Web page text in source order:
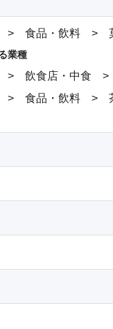
> 食品・飲料 >
業種
> 飲食店・中食 >
> 食品・飲料 > 茶